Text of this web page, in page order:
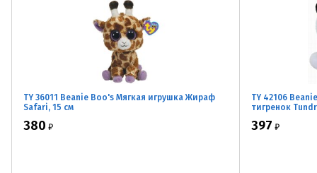
TY 36011 Beanie Boo's Мягкая игрушка Жираф
Safari, 15 см
380 ₽
TY 42106
тигренок
397 ₽